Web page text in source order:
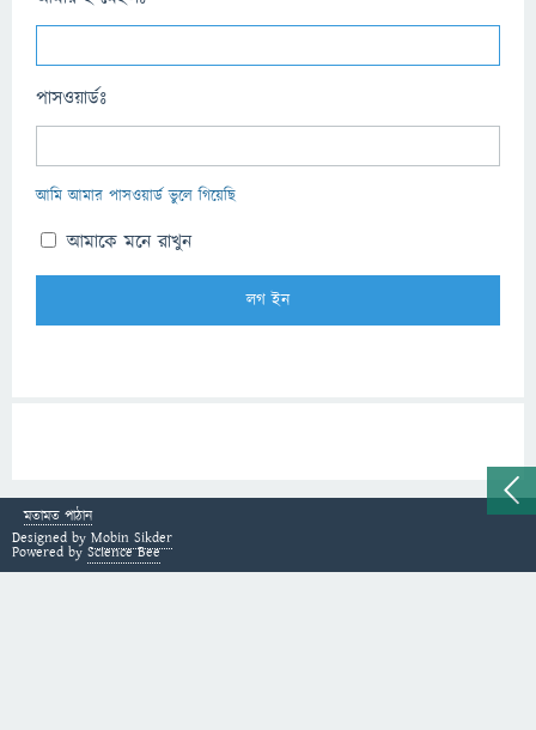
পাসওয়ার্ডঃ
আমি আমার পাসওয়ার্ড ভুলে গিয়েছি
আমাকে মনে রাখুন
মতামত পাঠান
Designed by Mobin Sikder
Powered by Science Bee